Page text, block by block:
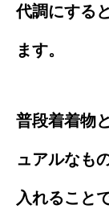
代調にする
ます。
普段着着物
ュアルなも
入れること